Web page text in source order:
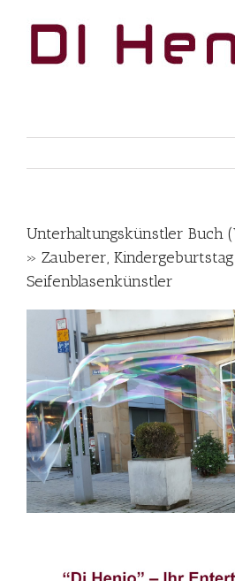
Unterhaltungskünstler Buch
» Zauberer, Kindergeburtstag
Seifenblasenkünstler